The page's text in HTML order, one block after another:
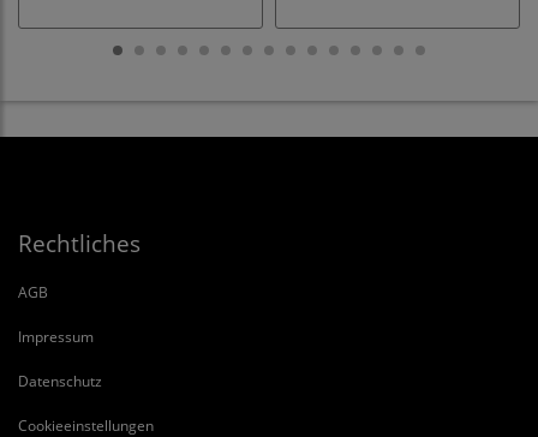
Rechtliches
AGB
Impressum
Datenschutz
Cookieeinstellungen